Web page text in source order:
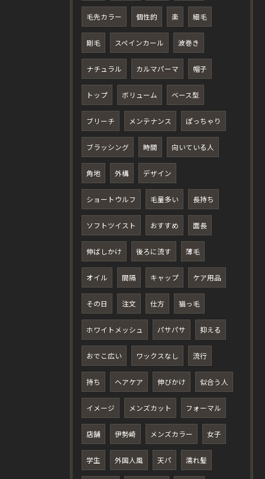
毛先カラー 個性的 楽 細毛
剛毛 スペインカール 波巻き
ナチュラル カルマパーマ 帽子
トップ ボリューム ベース型
ブリーチ メンテナンス ぽっちゃり
ブラッシング 時間 向いている人
角地 外構 デザイン
ショートウルフ 毛量多い 長持ち
ソフトツイスト おすすめ 面長
伸ばしかけ 後ろに流す 薄毛
オイル 間隔 キャップ ケア用品
その日 注文 仕方 猫っ毛
ホワイトメッシュ パサパサ 抑える
おでこ広い ワックスなし 流行
持ち ヘアケア 伸びかけ 似合う人
イメージ メンズカット フォーマル
店舗 伊勢崎 メンズカラー 女子
学生 外国人風 天パ 濡れ髪